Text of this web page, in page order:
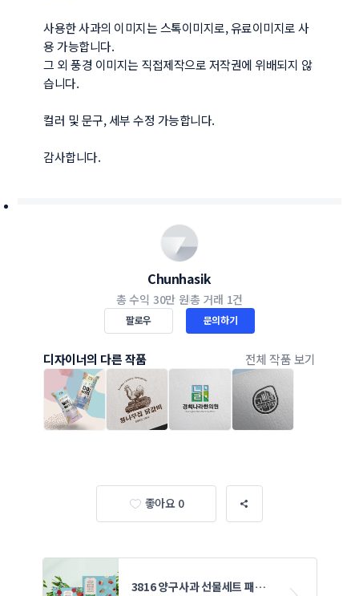
사용한 사과의 이미지는 스톡이미지로, 유료이미지로 사
용 가능합니다.
그 외 풍경 이미지는 직접제작으로 저작권에 위배되지 않
습니다.
컬러 및 문구, 세부 수정 가능합니다.
감사합니다.
Chunhasik
총 수익 30만 원총 거래 1건
팔로우 문의하기
디자이너의 다른 작품 전체 작품 보기
좋아요 0
3816 양구사과 선물세트 패키